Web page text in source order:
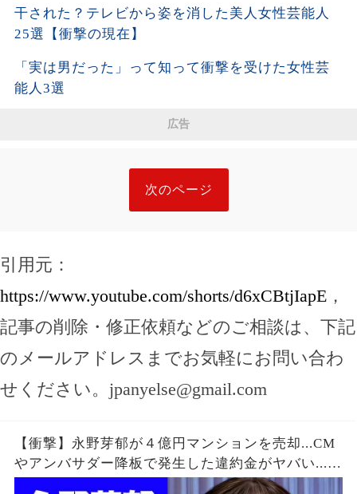
干された？テレビから姿を消した美人女性芸能人
25選【衝撃の現在】
「実は男だった」って知って衝撃を受けた女性芸
能人3選
広告
次のページ
引用元：
https://www.youtube.com/shorts/d6xCBtjIapE ，
記事の削除・修正依頼などのご相談は、下記
のメールアドレスまでお気軽にお問い合わ
せください。 jpanyelse@gmail.com
【衝撃】永野芽郁が４億円マンションを売却...CM
やアンバサダー降板で発生した違約金がヤバい...
『不倫女優』の隠し持つ"ヤリ部屋"の真相...不倫が